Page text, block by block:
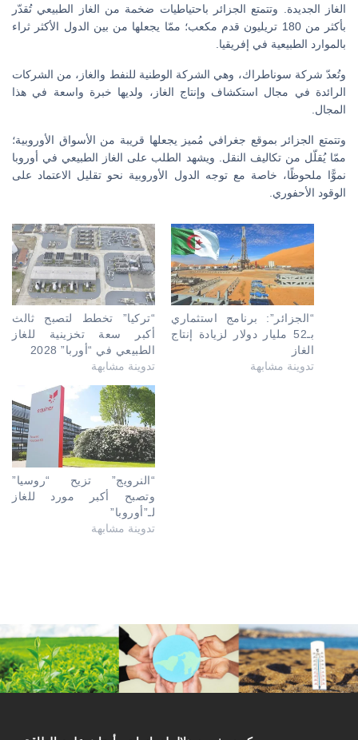
الغاز الجديدة. وتتمتع الجزائر باحتياطيات ضخمة من الغاز الطبيعي تُقدّر
بأكثر من 180 تريليون قدم مكعب؛ ممّا يجعلها من بين الدول الأكثر ثراء
بالموارد الطبيعية في إفريقيا.
وتُعدّ شركة سوناطراك، وهي الشركة الوطنية للنفط والغاز، من الشركات
الرائدة في مجال استكشاف وإنتاج الغاز، ولديها خبرة واسعة في هذا
المجال.
وتتمتع الجزائر بموقع جغرافي مُميز يجعلها قريبة من الأسواق الأوروبية؛
ممّا يُقلّل من تكاليف النقل. ويشهد الطلب على الغاز الطبيعي في أوروبا
نموًّا ملحوظًا، خاصة مع توجه الدول الأوروبية نحو تقليل الاعتماد على
الوقود الأحفوري.
“تركيا” تخطط لتصبح ثالث
أكبر سعة تخزينية للغاز
الطبيعي في “أوربا” 2028
تدوينة مشابهة
“الجزائر”: برنامج استثماري
بـ52 مليار دولار لزيادة إنتاج
الغاز
تدوينة مشابهة
“النرويج” تزيح “روسيا”
وتصبح أكبر مورد للغاز
لـ”أوروبا”
تدوينة مشابهة